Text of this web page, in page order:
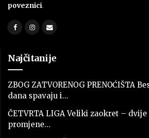
poveznici.
Najčitanije
ZBOG ZATVORENOG PRENOĆIŠTA
dana spavaju i…
ČETVRTA LIGA Veliki zaokret –
promjene…